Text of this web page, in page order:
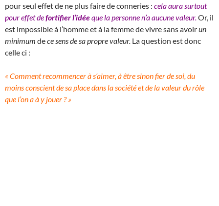
pour seul effet de ne plus faire de conneries : cela aura surtout
pour effet defortifier l’idéeque la personne n’a aucune valeur. Or, il
est impossible à l’homme et à la femme de vivre sans avoirun
minimum dece sens de sa propre valeur. La question est donc
celle ci :
« Comment recommencer à s’aimer, à être sinon fier de soi, du
moins conscient de sa place dans la société et de la valeur du rôle
que l’on a à y jouer ? »